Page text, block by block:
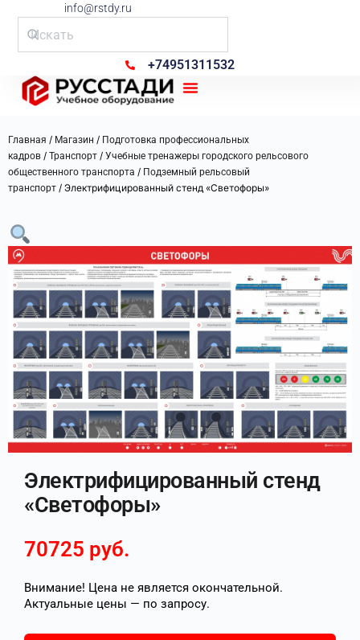
info@rstdy.ru
+74951311532
Главная / Магазин / Подготовка профессиональных
кадров / Транспорт / Учебные тренажеры городского рельсового
общественного транспорта / Подземный рельсовый
транспорт / Электрифицированный стенд «Светофоры»
Электрифицированный стенд
«Светофоры»
70725 руб.
Внимание! Цена не является окончательной.
Актуальные цены — по запросу.